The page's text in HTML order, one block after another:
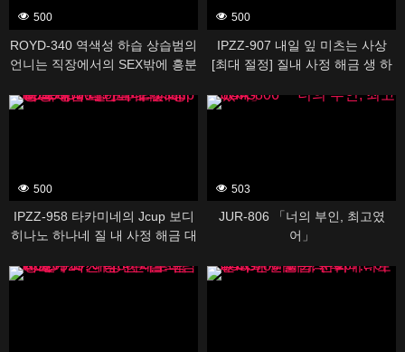
500
ROYD-340 역색성 하습 상습범의
언니는 직장에서의 SEX밖에 흥분
미유
500
IPZZ-907 내일 잎 미츠는 사상
[최대 절정] 질내 사정 해금 생 하
388509
500
IPZZ-958 타카미네의 Jcup 보디
히나노 하나네 질 내 사정 해금 대
의 대정액 축제! ! !
388445
503
JUR-806 「너의 부인, 최고였
어」
388395 388433